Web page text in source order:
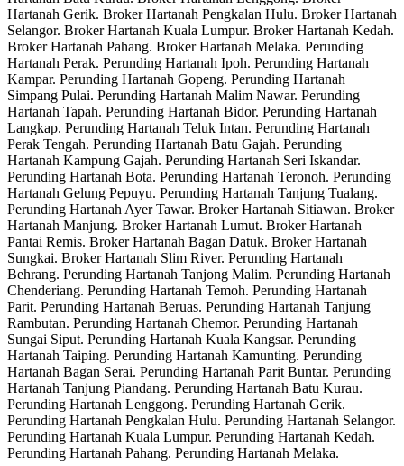
Hartanah Gerik. Broker Hartanah Pengkalan Hulu. Broker Hartanah
Selangor. Broker Hartanah Kuala Lumpur. Broker Hartanah Kedah.
Broker Hartanah Pahang. Broker Hartanah Melaka. Perunding
Hartanah Perak. Perunding Hartanah Ipoh. Perunding Hartanah
Kampar. Perunding Hartanah Gopeng. Perunding Hartanah
Simpang Pulai. Perunding Hartanah Malim Nawar. Perunding
Hartanah Tapah. Perunding Hartanah Bidor. Perunding Hartanah
Langkap. Perunding Hartanah Teluk Intan. Perunding Hartanah
Perak Tengah. Perunding Hartanah Batu Gajah. Perunding
Hartanah Kampung Gajah. Perunding Hartanah Seri Iskandar.
Perunding Hartanah Bota. Perunding Hartanah Teronoh. Perunding
Hartanah Gelung Pepuyu. Perunding Hartanah Tanjung Tualang.
Perunding Hartanah Ayer Tawar. Broker Hartanah Sitiawan. Broker
Hartanah Manjung. Broker Hartanah Lumut. Broker Hartanah
Pantai Remis. Broker Hartanah Bagan Datuk. Broker Hartanah
Sungkai. Broker Hartanah Slim River. Perunding Hartanah
Behrang. Perunding Hartanah Tanjong Malim. Perunding Hartanah
Chenderiang. Perunding Hartanah Temoh. Perunding Hartanah
Parit. Perunding Hartanah Beruas. Perunding Hartanah Tanjung
Rambutan. Perunding Hartanah Chemor. Perunding Hartanah
Sungai Siput. Perunding Hartanah Kuala Kangsar. Perunding
Hartanah Taiping. Perunding Hartanah Kamunting. Perunding
Hartanah Bagan Serai. Perunding Hartanah Parit Buntar. Perunding
Hartanah Tanjung Piandang. Perunding Hartanah Batu Kurau.
Perunding Hartanah Lenggong. Perunding Hartanah Gerik.
Perunding Hartanah Pengkalan Hulu. Perunding Hartanah Selangor.
Perunding Hartanah Kuala Lumpur. Perunding Hartanah Kedah.
Perunding Hartanah Pahang. Perunding Hartanah Melaka.